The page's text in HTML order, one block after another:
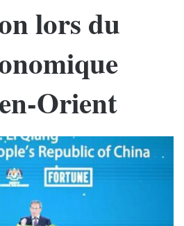
lors du
Orient